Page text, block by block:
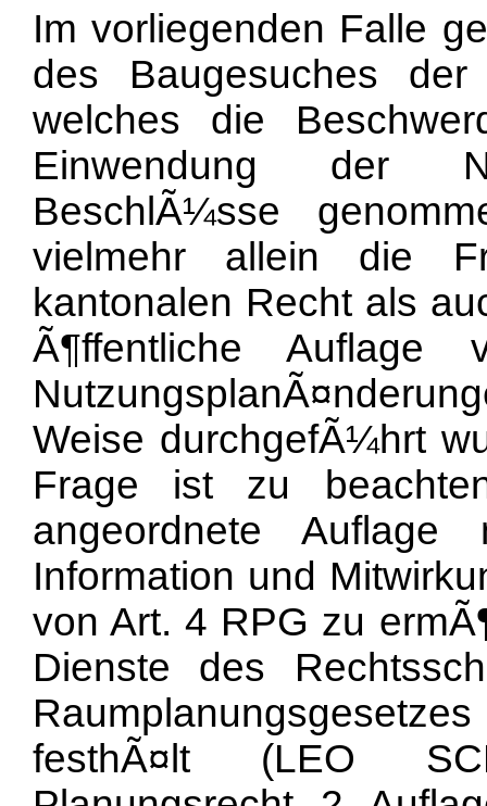
Im vorliegenden Falle
des Baugesuches
welches die
Einwendung der
BeschlÃ¼sse
vielmehr allein die
kantonalen Recht als
Ã¶ffentliche Auflage
Weise durchgefÃ¼hrt
Frage ist zu
angeordnete
Information und
von Art. 4 RPG zu
Dienste des
festhÃ¤lt (LEO